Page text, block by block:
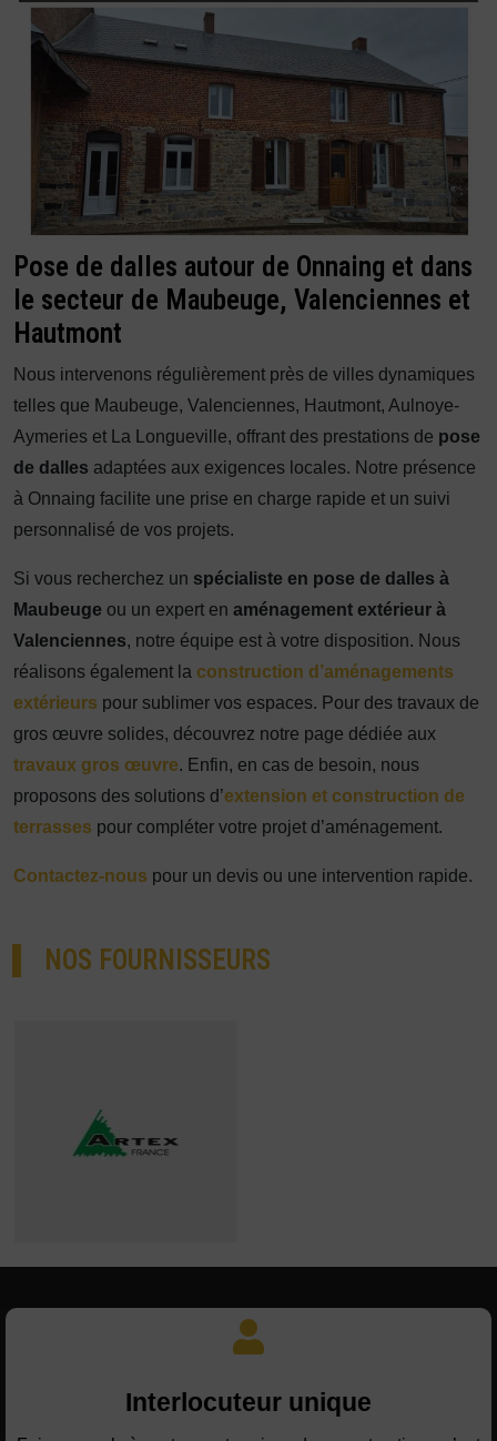
Pose de dalles autour de Onnaing et dans
le secteur de Maubeuge, Valenciennes et
Hautmont
Nous intervenons régulièrement près de villes dynamiques
telles que Maubeuge, Valenciennes, Hautmont, Aulnoye-
Aymeries et La Longueville, offrant des prestations de pose
de dalles adaptées aux exigences locales. Notre présence
à Onnaing facilite une prise en charge rapide et un suivi
personnalisé de vos projets.
Si vous recherchez un spécialiste en pose de dalles à
Maubeuge ou un expert en aménagement extérieur à
Valenciennes, notre équipe est à votre disposition. Nous
réalisons également la construction d’aménagements
extérieurs pour sublimer vos espaces. Pour des travaux de
gros œuvre solides, découvrez notre page dédiée aux
travaux gros œuvre. Enfin, en cas de besoin, nous
proposons des solutions d’extension et construction de
terrasses pour compléter votre projet d’aménagement.
Contactez-nous pour un devis ou une intervention rapide.
NOS FOURNISSEURS
Interlocuteur unique